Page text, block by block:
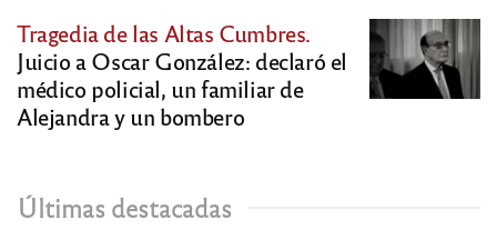
Tragedia de las Altas Cumbres.
Juicio a Oscar González: declaró el
médico policial, un familiar de
Alejandra y un bombero
Últimas destacadas